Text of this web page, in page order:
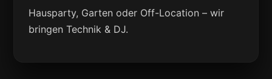
Hausparty, Garten oder Off-Location – wir
bringen Technik & DJ.